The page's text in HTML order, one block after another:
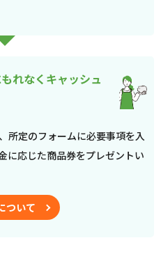
れなくキャッシュ
所定のフォームに必要事項を入
に応じた商品券をプレゼントい
ついて